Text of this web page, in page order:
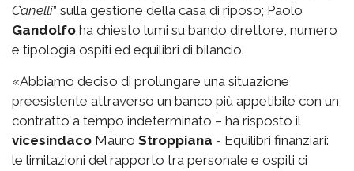
Canelli” sulla gestione della casa di riposo; Paolo
Gandolfo ha chiesto lumi su bando direttore, numero
e tipologia ospiti ed equilibri di bilancio.
«Abbiamo deciso di prolungare una situazione
preesistente attraverso un banco più appetibile con un
contratto a tempo indeterminato – ha risposto il
vicesindaco Mauro Stroppiana - Equilibri finanziari:
le limitazioni del rapporto tra personale e ospiti ci